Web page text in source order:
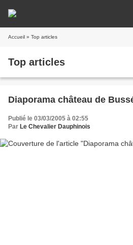
Accueil » Top articles
Top articles
Diaporama château de
Publié le 03/03/2005 à 02:55
Par Le Chevalier Dauphinois